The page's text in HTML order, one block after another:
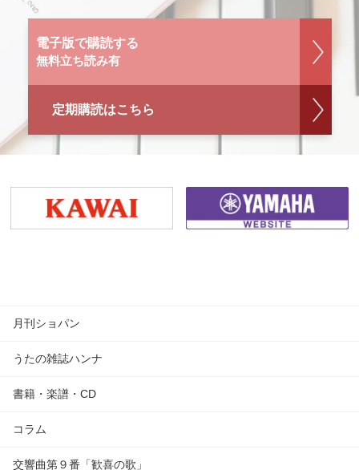
電子版で購読する
無料立ち読み有
定期購読はこちら
月刊ショパン
うたの雑誌ハンナ
書籍・楽譜・CD
コラム
交響曲第９番「歓喜の歌」